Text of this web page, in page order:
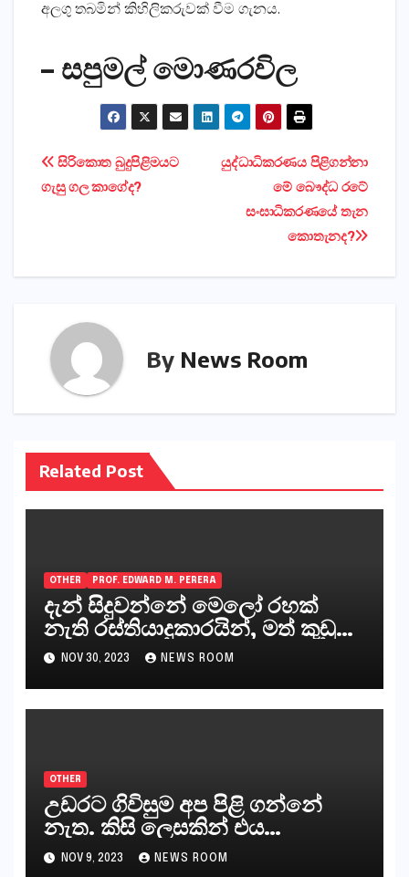
අලගු තබමින් කිහිලිකරුවක් වීම ගැනය.
– සපුමල් මොණරවිල
Post
navigation
යුද්ධාධිකරණය පිළිගන්නා
මේ බෞද්ධ රටේ
සංඝාධිකරණයේ තැන
කොතැනද?
සිරිකොත බුදුපිළිමයට
ගැසු ගල කාගේද?
By News Room
Related Post
OTHER PROF. EDWARD M. PERERA
දැන් සිදුවන්නේ මෙලෝ රහක්
නැති රස්තියාදුකාරයින්, මත් කුඩු
ගෙන්වන්නන් සහ අලෙවි
කරන්නන්,කැලෑපාළුවන්, මහජන
නියෝජිතයින්
NOV 30, 2023 NEWS ROOM
OTHER
උඩරට ගිවිසුම අප පිළි ගන්නේ
නැත. කිසි ලෙසකින් එය
නීත්‍යානුකූල ලියවිල්ලක් නො වේ.
NOV 9, 2023 NEWS ROOM